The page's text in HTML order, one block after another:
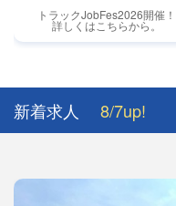
トラックJobFes2026開催！
詳しくはこちらから。
新着求人 8/7up!